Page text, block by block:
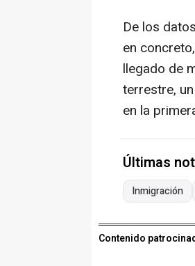
De los
en
llegado de
terrestre,
en la
Últimas
Inmigración
Contenido